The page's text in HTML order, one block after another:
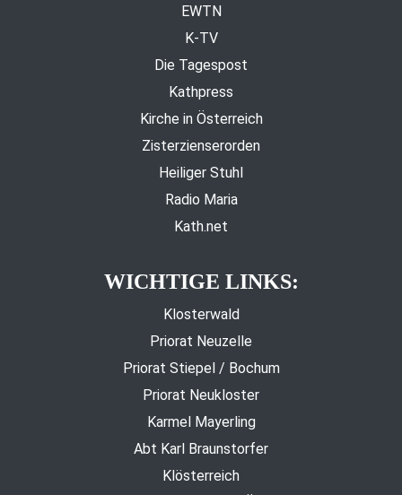
EWTN
K-TV
Die Tagespost
Kathpress
Kirche in Österreich
Zisterzienserorden
Heiliger Stuhl
Radio Maria
Kath.net
WICHTIGE LINKS:
Klosterwald
Priorat Neuzelle
Priorat Stiepel / Bochum
Priorat Neukloster
Karmel Mayerling
Abt Karl Braunstorfer
Klösterreich